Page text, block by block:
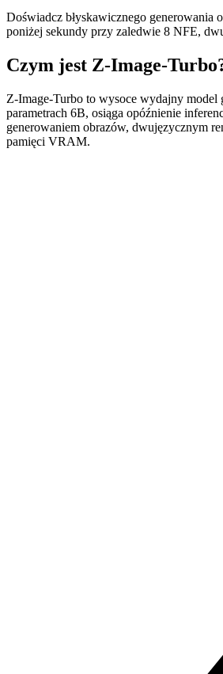
Doświadcz błyskawicznego
poniżej sekundy przy zaledwie 8 NFE,
Czym jest Z-Image-
Z-Image-Turbo to wysoce wydajny model
parametrach 6B, osiąga opóźnienie
generowaniem obrazów, dwujęzycznym
pamięci VRAM.